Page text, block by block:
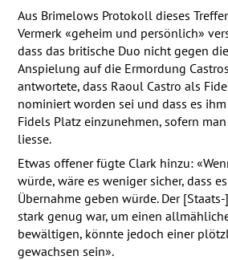
Aus Brimelows Protokoll dieses
Vermerk «geheim und persönlich»
dass das britische Duo nicht gegen
Anspielung auf die Ermordung
antwortete, dass Raoul Castro als
nominiert worden sei und dass es
Fidels Platz einzunehmen, sofern
liesse.
Etwas offener fügte Clark hinzu:
würde, wäre es weniger sicher, dass
Übernahme geben würde. Der
stark genug war, um einen
bewältigen, könnte jedoch einer
gewachsen sein».